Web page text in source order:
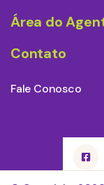
Área do
Contato
Fale Conosco